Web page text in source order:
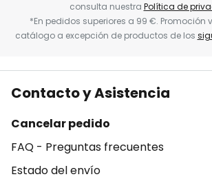
consulta nuestra Política de
*En pedidos superiores a 99 €. Promoción
catálogo a excepción de productos de los
Contacto y Asistencia
Cancelar pedido
FAQ - Preguntas frecuentes
Estado del envío